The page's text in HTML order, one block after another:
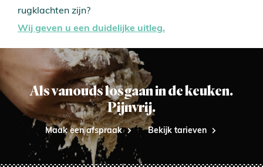
rugklachten zijn?
Wij geven u een duidelijke uitleg.
Als vanouds losgaan in de keuken.
Pijnvrij.
Maak een afspraak Bekijk tarieven